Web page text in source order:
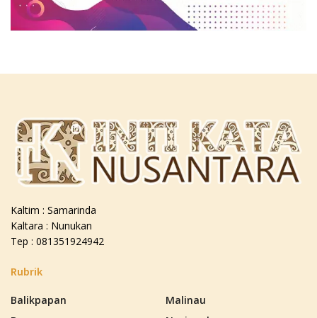
Kaltim : Samarinda
Kaltara : Nunukan
Tep : 081351924942
Rubrik
Balikpapan
Malinau